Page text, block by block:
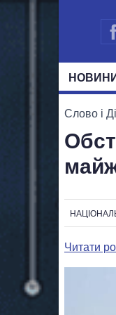
НОВИНИ
Слово і
Читати